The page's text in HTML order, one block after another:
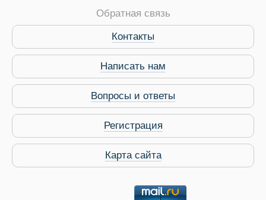
Виза в Индию
Обратная связь
Контакты
Написать нам
Вопросы и ответы
Регистрация
Карта сайта